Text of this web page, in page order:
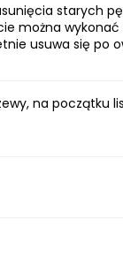
starych
można
usuwa się po
na początku